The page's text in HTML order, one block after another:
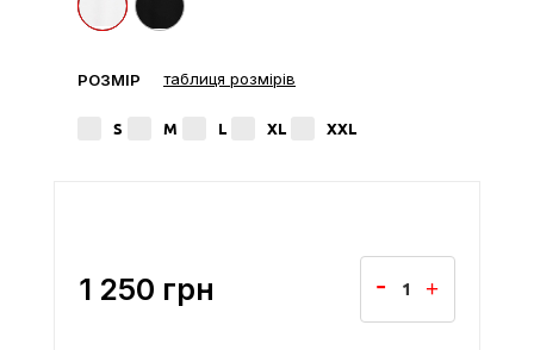
РОЗМІР таблиця розмірів
S M L XL XXL
1 250 грн